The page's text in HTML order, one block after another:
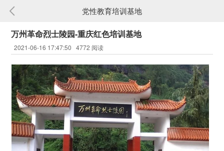
党性教育培训基地
万州革命烈士陵园-重庆红色培训基地
2021-06-16 17:47:50 4772 阅读